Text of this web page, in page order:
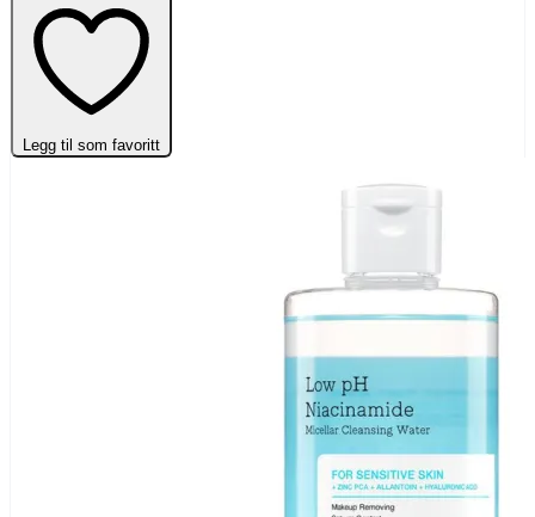
Legg til som favoritt